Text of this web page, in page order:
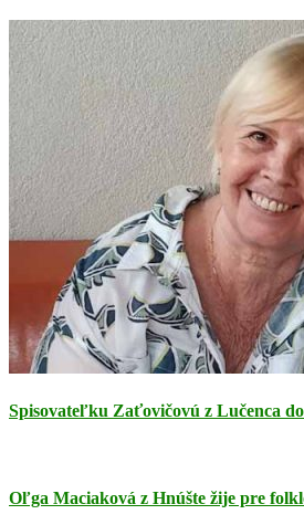
Spisovateľku Zaťovičovú z Lučenca
Oľga Maciaková z Hnúšte žije pre